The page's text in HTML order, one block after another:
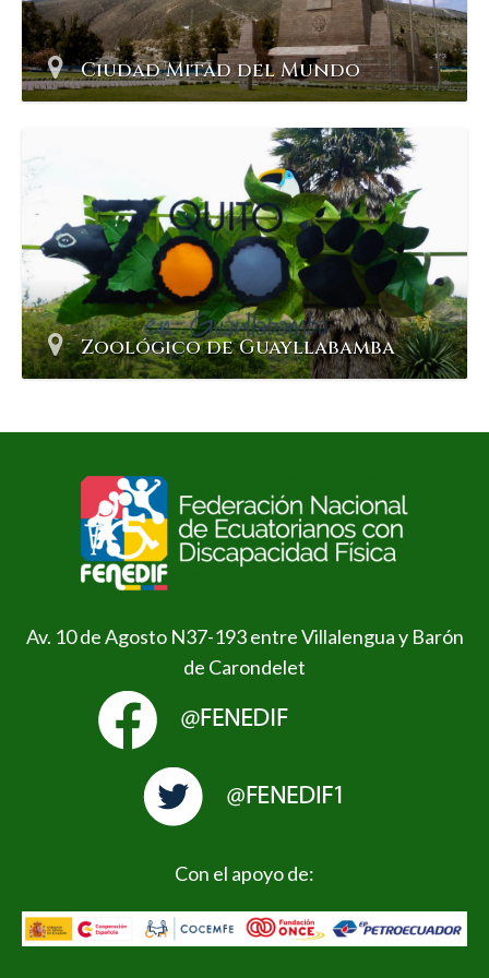
Ciudad Mitad del Mundo
Zoológico de Guayllabamba
Av. 10 de Agosto N37-193 entre Villalengua y Barón
de Carondelet
Con el apoyo de: